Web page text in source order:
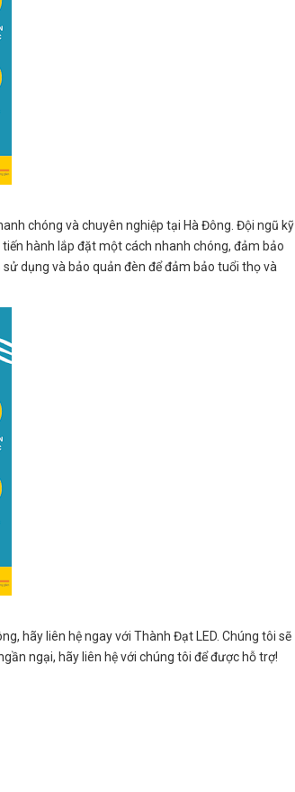
chóng và chuyên nghiệp tại Hà Đông. Đội ngũ kỹ
hành lắp đặt một cách nhanh chóng, đảm bảo
dụng và bảo quản đèn để đảm bảo tuổi thọ và
hãy liên hệ ngay với Thành Đạt LED. Chúng tôi sẽ
ngại, hãy liên hệ với chúng tôi để được hỗ trợ!